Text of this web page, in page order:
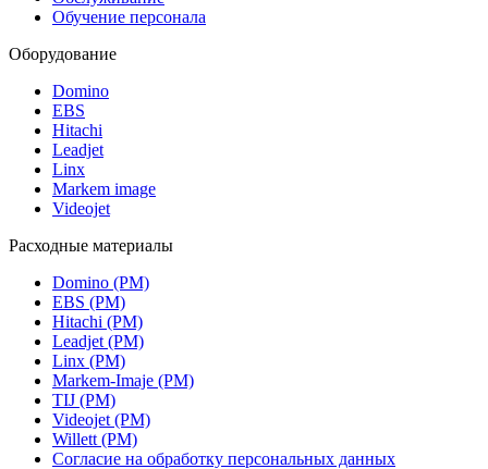
Обучение персонала
Оборудование
Domino
EBS
Hitachi
Leadjet
Linx
Markem image
Videojet
Расходные материалы
Domino (РМ)
EBS (РМ)
Hitachi (РМ)
Leadjet (РМ)
Linx (РМ)
Markem-Imaje (РМ)
TIJ (РМ)
Videojet (РМ)
Willett (РМ)
Согласие на обработку персональных данных